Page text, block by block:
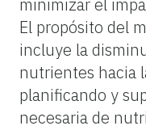
El propósito del
incluye la
nutrientes hacia
planificando y
necesaria de